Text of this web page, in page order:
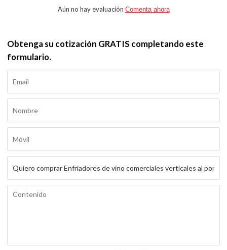
Aún no hay evaluación Comenta ahora
Obtenga su cotización GRATIS completando este
formulario.